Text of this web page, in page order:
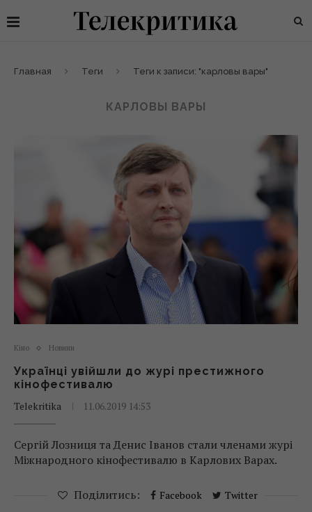
Главная Теги Теги к записи: "карловы вары"
КАРЛОВЫ ВАРЫ
Кіно Новини
Українці увійшли до журі престижного
кінофестивалю
Telekritika
11.06.2019 14:53
Сергій Лозниця та Денис Іванов стали членами журі
Міжнародного кінофестивалю в Карлових Варах.
Поділитись: Facebook Twitter